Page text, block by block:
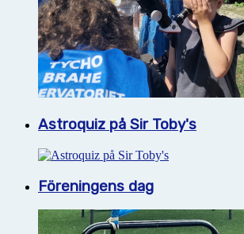
Astroquiz på Sir Toby's
Föreningens dag